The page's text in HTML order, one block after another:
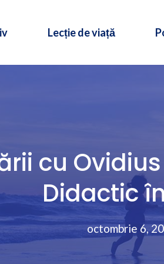
Lecție de viață
cu
Didactic
octombrie 6,